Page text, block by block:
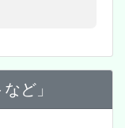
ど」